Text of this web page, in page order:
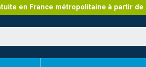
en France métropolitaine à partir de